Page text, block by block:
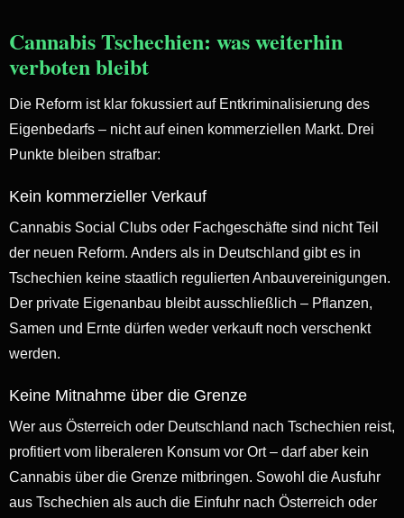
Cannabis Tschechien: was weiterhin
verboten bleibt
Die Reform ist klar fokussiert auf Entkriminalisierung des
Eigenbedarfs – nicht auf einen kommerziellen Markt. Drei
Punkte bleiben strafbar:
Kein kommerzieller Verkauf
Cannabis Social Clubs oder Fachgeschäfte sind nicht Teil
der neuen Reform. Anders als in Deutschland gibt es in
Tschechien keine staatlich regulierten Anbauvereinigungen.
Der private Eigenanbau bleibt ausschließlich – Pflanzen,
Samen und Ernte dürfen weder verkauft noch verschenkt
werden.
Keine Mitnahme über die Grenze
Wer aus Österreich oder Deutschland nach Tschechien reist,
profitiert vom liberaleren Konsum vor Ort – darf aber kein
Cannabis über die Grenze mitbringen. Sowohl die Ausfuhr
aus Tschechien als auch die Einfuhr nach Österreich oder